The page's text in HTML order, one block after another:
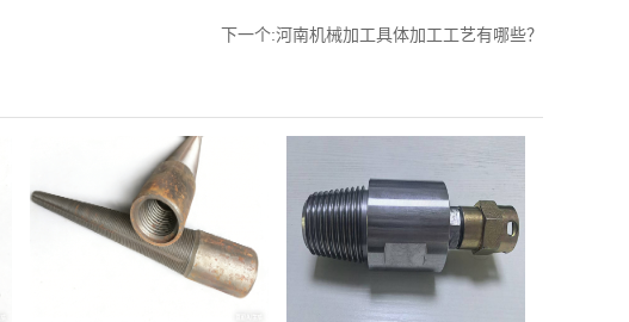
下一个:河南机械加工具体加工工艺有哪些？